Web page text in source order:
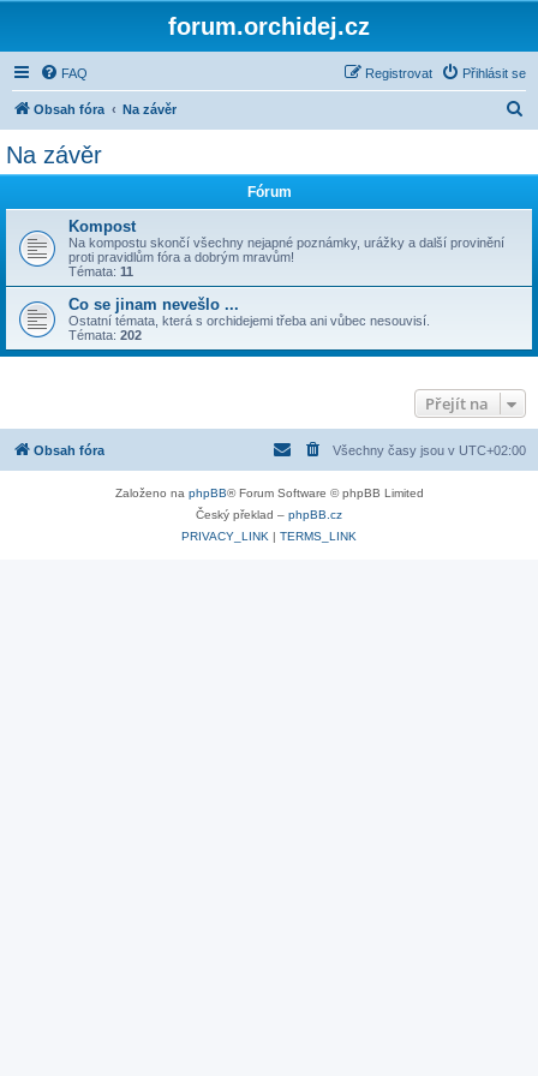
forum.orchidej.cz
FAQ Přihlásit se
Registrovat
Obsah fóra Na závěr
Na závěr
Fórum
Kompost
Na kompostu skončí všechny nejapné poznámky, urážky a další provinění
proti pravidlům fóra a dobrým mravům!
Témata: 11
Co se jinam nevešlo ...
Ostatní témata, která s orchidejemi třeba ani vůbec nesouvisí.
Témata: 202
Přejít na
Obsah fóra Všechny časy jsou v UTC+02:00
Založeno na phpBB® Forum Software © phpBB Limited
Český překlad – phpBB.cz
PRIVACY_LINK | TERMS_LINK